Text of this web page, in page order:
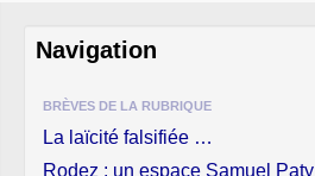
Navigation
BRÈVES DE LA RUBRIQUE
La laïcité falsifiée …
Rodez : un espace Samuel Paty